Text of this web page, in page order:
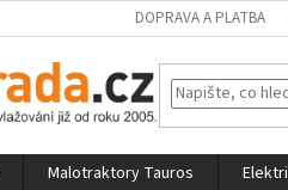
DOPRAVA A PLATBA
Malotraktory Tauros